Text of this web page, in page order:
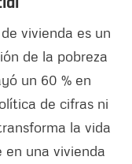
vivienda es un
de la pobreza
un 60 % en
de cifras ni
la vida
en una vivienda